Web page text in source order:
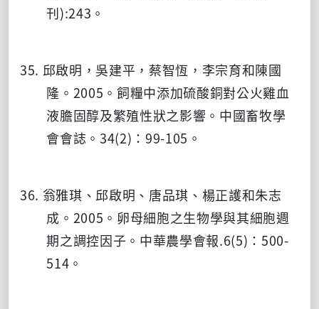
刊):243。
35. 邱啟明，吳建平，蔡智恆，李宗育和陳國
隆。2005。飼糧中添加硫酸銅對公火雞血
液膽固醇及繁殖性狀之影響。中國畜牧學
會會誌。34(2)：99-105。
36. 翁雅琪、邱啟明、唐品琪、楊正護和朱志
成。2005。卵母細胞之生物學與其細胞週
期之調控因子。中華農學會報.6(5)：500-
514。